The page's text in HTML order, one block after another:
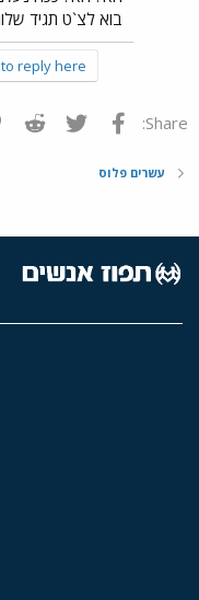
בוא לצ`ט תגיד
reply here.
Share: פייסבוק Twitter
עשרים פלוס